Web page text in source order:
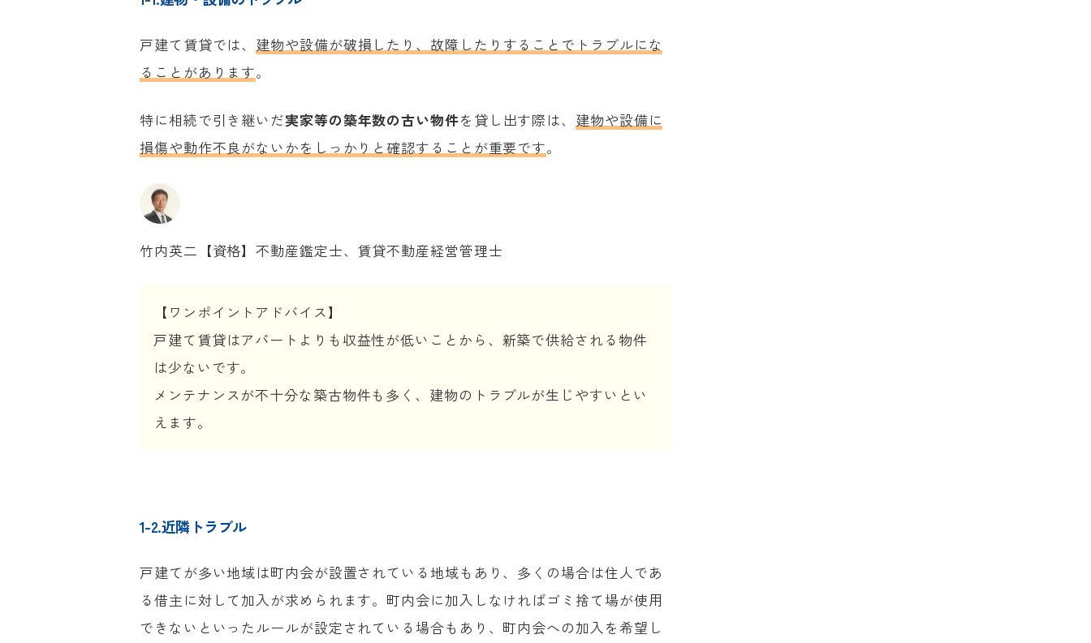
戸建て賃貸では、 建物や設備が破損したり、故障したりすることでトラブルにな
ることがあります。
特に相続で引き継いだ実家等の築年数の古い物件を貸し出す際は、 建物や設備に
損傷や動作不良がないかをしっかりと確認することが重要です。
竹内英二【資格】不動産鑑定士、賃貸不動産経営管理士
【ワンポイントアドバイス】
戸建て賃貸はアパートよりも収益性が低いことから、新築で供給される物件
は少ないです。
メンテナンスが不十分な築古物件も多く、建物のトラブルが生じやすいとい
えます。
1-2.近隣トラブル
戸建てが多い地域は町内会が設置されている地域もあり、多くの場合は住人であ
る借主に対して加入が求められます。町内会に加入しなければゴミ捨て場が使用
できないといったルールが設定されている場合もあり、町内会への加入を希望し